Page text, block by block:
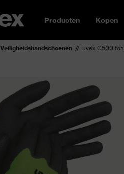
Producten Kopen
Veiligheidshandschoenen uvex C500